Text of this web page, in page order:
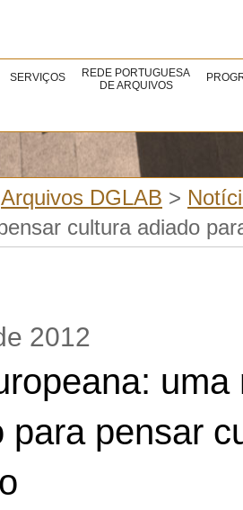
SERVIÇOS
REDE PORTUGUESA
DE ARQUIVOS
Arquivos DGLAB >
cultura adiado
2012
uma
para pensar